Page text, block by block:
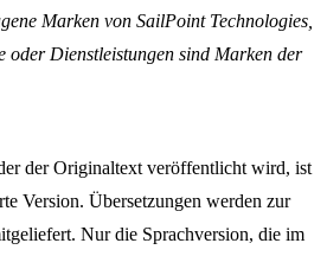
Marken von SailPoint Technologies,
oder Dienstleistungen sind Marken der
der Originaltext veröffentlicht wird, ist
Version. Übersetzungen werden zur
Nur die Sprachversion, die im